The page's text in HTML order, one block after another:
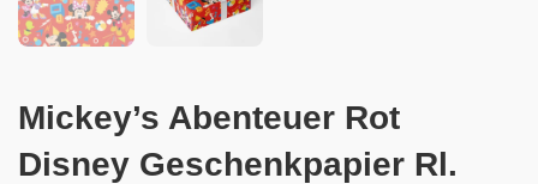
Mickey’s Abenteuer Rot
Disney Geschenkpapier Rl.